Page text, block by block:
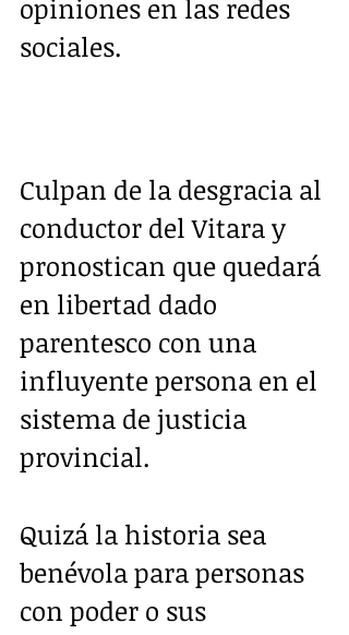
opiniones en las redes
sociales.
Culpan de la desgracia al
conductor del Vitara y
pronostican que quedará
en libertad dado
parentesco con una
influyente persona en el
sistema de justicia
provincial.
Quizá la historia sea
benévola para personas
con poder o sus